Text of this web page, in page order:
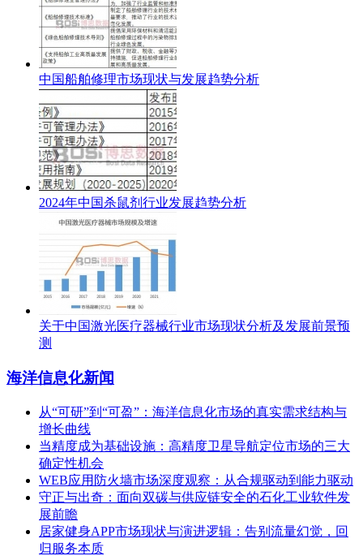
中国船舶修理市场现状与发展趋势分析
2024年中国杀鼠剂行业发展趋势分析
关于中国激光医疗器械行业市场现状分析及发展前景预
测
海洋信息化新闻
从“可研”到“可盈”：海洋信息化市场的真实需求结构与
增长曲线
当精度成为基础设施：高精度卫星导航定位市场的三大
确定性机会
WEB应用防火墙市场深度观察：从合规驱动到能力驱动
守正与出奇：面向双碳与供应链安全的石化工业软件发
展前瞻
居家健身APP市场现状与演进逻辑：告别流量幻觉，回
归服务本质